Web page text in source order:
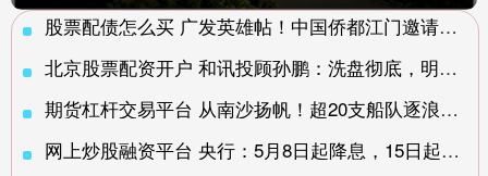
股票配债怎么买 广发英雄帖！中国侨都江门邀请全球“无界创客”来创作
北京股票配资开户 和讯投顾孙鹏：洗盘彻底，明天有望大涨反弹
期货杠杆交易平台 从南沙扬帆！超20支船队逐浪大湾区
网上炒股融资平台 央行：5月8日起降息，15日起降准